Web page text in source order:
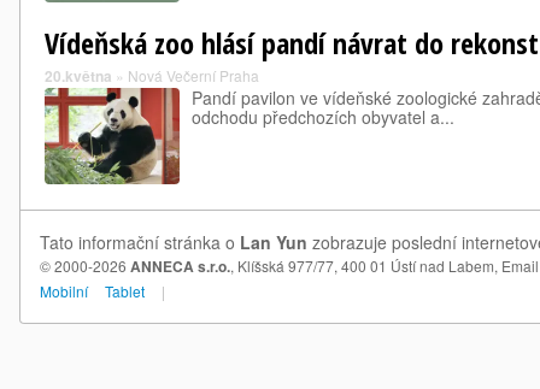
Vídeňská zoo hlásí pandí návrat do
20.května » Nová Večerní Praha
Pandí pavilon ve vídeňské zoologické
odchodu předchozích obyvatel a...
Tato informační stránka o Lan Yun zobrazuje poslední
© 2000-2026 ANNECA s.r.o., Klíšská 977/77, 400 01 Ústí nad Labem,
Mobilní
Tablet |